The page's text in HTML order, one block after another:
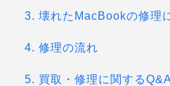
3. 壊れたMacBookの修理
4. 修理の流れ
5. 買取・修理に関するQ&A